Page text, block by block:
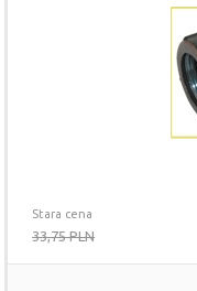
Stara cena
33,75 PLN